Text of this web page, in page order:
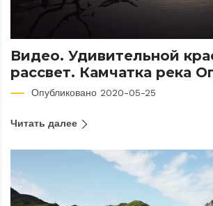
Видео. Удивительной
рассвет. Камчатка река
Опубликовано 2020-05-25
Читать далее